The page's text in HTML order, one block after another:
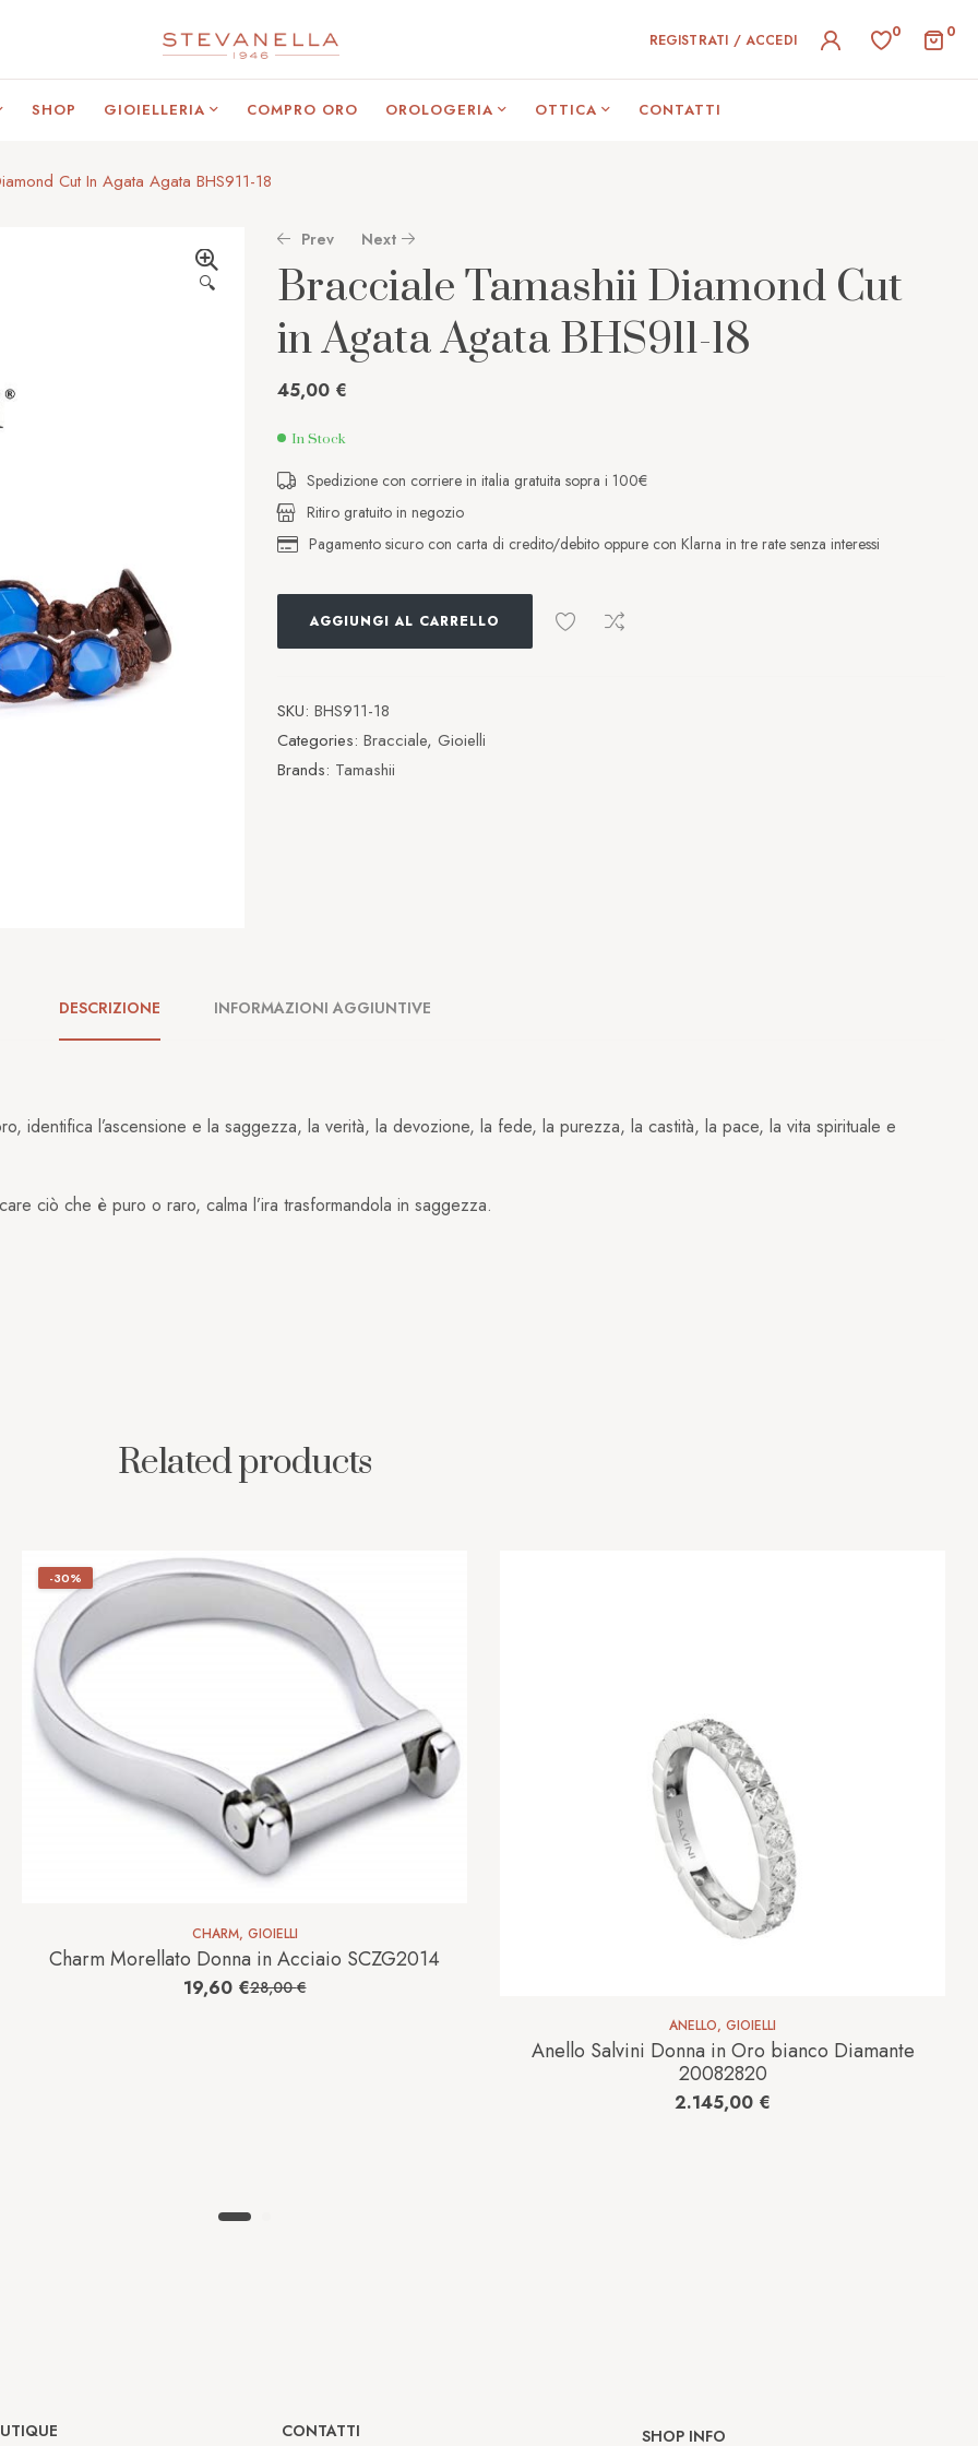
REGISTRATI / ACCEDI 0 0
SHOP GIOIELLERIA COMPRO ORO OROLOGERIA OTTICA CONTATTI
Cut In Agata Agata BHS911-18
🔍
Prev
65,00€
Next
4.995,00€
Bracciale Tamashii Diamond Cut
in Agata Agata BHS911-18
45,00 €
In Stock
Spedizione con corriere in italia gratuita sopra i 100€
Ritiro gratuito in negozio
Pagamento sicuro con carta di credito/debito oppure con Klarna in tre rate senza interessi
AGGIUNGI AL CARRELLO
SKU: BHS911-18
Categories: Bracciale, Gioielli
Brands: Tamashii
DESCRIZIONE INFORMAZIONI AGGIUNTIVE
identifica l’ascensione e la saggezza, la verità, la devozione, la fede, la purezza, la castità, la pace, la vita spirituale e
ciò che è puro o raro, calma l’ira trasformandola in saggezza.
Related products
-30%
CHARM, GIOIELLI
Charm Morellato Donna in Acciaio SCZG2014
28,00€
19,60 €
ANELLO, GIOIELLI
Anello Salvini Donna in Oro bianco Diamante
20082820
2.145,00 €
CONTATTI SHOP INFO